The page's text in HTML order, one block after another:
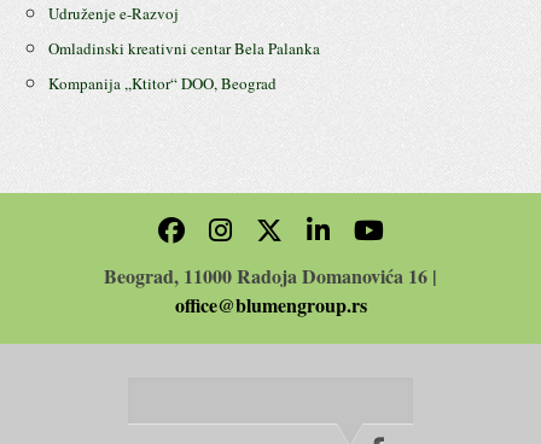
Udruženje e-Razvoj
Omladinski kreativni centar Bela Palanka
Kompanija ,,Ktitor“ DOO, Beograd
Beograd, 11000 Radoja Domanovića 16 |
office@blumengroup.rs